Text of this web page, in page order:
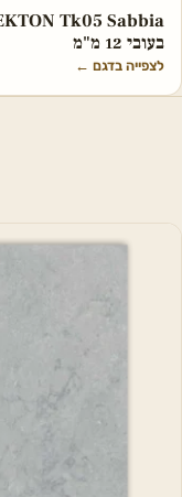
בעובי 12 מ"מ
לצפייה בדגם ←